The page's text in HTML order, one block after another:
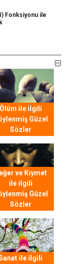
Fonksiyonu ile
Ölüm ile ilgili
Güzel
Sözler
ve Kıymet
ile ilgili
Güzel
Sözler
ile ilgili